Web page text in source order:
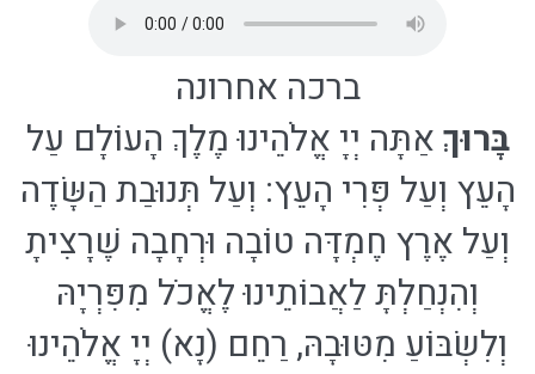
ברכה אחרונה
בָּרוּךְאַתָּה יְיָ אֱלֹהֵינוּ מֶלֶךְ הָעוֹלָם עַל
הָעֵץ וְעַל פְּרִי הָעֵץ: וְעַל תְּנוּבַת הַשָּׂדֶה
וְעַל אֶרֶץ חֶמְדָּה טוֹבָה וּרְחָבָה שֶׁרָצִיתָ
וְהִנְחַלְתָּ לַאֲבוֹתֵינוּ לֶאֱכֹל מִפִּרְיָהּ
וְלִשְׂבּוֹעַ מִטּוּבָהּ, רַחֵם (נָא) יְיָ אֱלֹהֵינוּ